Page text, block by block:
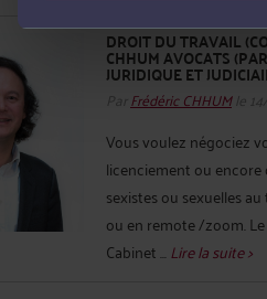
DROIT DU TRAVAIL
CHHUM AVOCATS
JURIDIQUE ET
Par Frédéric CHHUMle
Vous voulez négociez
licenciement ou
sexistes ou sexuelles
ou en remote /zoom.
Cabinet ...Lire la suite >